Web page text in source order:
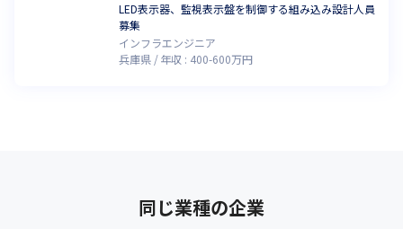
LED表示器、監視表示盤を制御する組み込み設計人員
募集
インフラエンジニア
兵庫県
年収 : 400-600万円
同じ業種の企業